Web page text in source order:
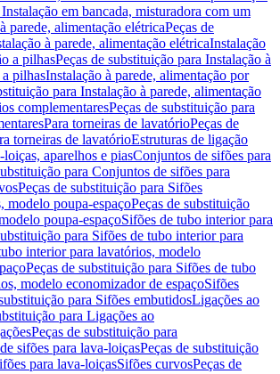
em bancada, misturadora com um
parede, alimentação elétricaPeças de
à parede, alimentação elétricaInstalação
a pilhasPeças de substituição para Instalação à
pilhasInstalação à parede, alimentação por
para Instalação à parede, alimentação
complementaresPeças de substituição para
Para torneiras de lavatórioPeças de
torneiras de lavatórioEstruturas de ligação
aparelhos e piasConjuntos de sifões para
para Conjuntos de sifões para
Peças de substituição para Sifões
modelo poupa-espaçoPeças de substituição
poupa-espaçoSifões de tubo interior para
para Sifões de tubo interior para
interior para lavatórios, modelo
Peças de substituição para Sifões de tubo
modelo economizador de espaçoSifões
para Sifões embutidosLigações ao
para Ligações ao
Peças de substituição para
sifões para lava-loiçasPeças de substituição
para lava-loiçasSifões curvosPeças de